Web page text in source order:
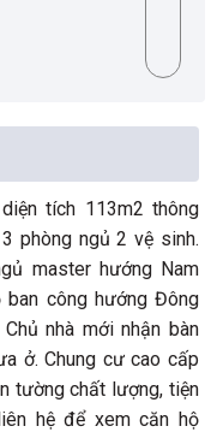
tích 113m2 thông
phòng ngủ 2 vệ sinh.
master hướng Nam
ban công hướng Đông
nhà mới nhận bàn
ở. Chung cư cao cấp
tường chất lượng, tiện
hệ để xem căn hộ